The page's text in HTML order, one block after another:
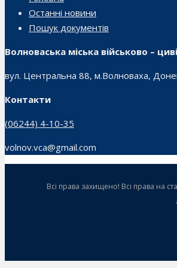
Останні новини
Пошук документів
Волноваська міська військово –
вул. Центральна 88, м.Волноваха,
Контакти
(06244) 4-10-35
volnov.vca@gmail.com
Всі права захищено! Всі права на